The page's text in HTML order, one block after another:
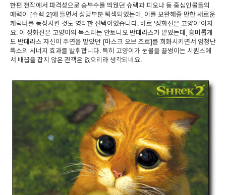
한편 전작에서 파격성으로 승부수를 띄웠던 슈렉과 피오나 등 중심인물들의
매력이 [슈렉 2]에 들면서 상당부분 퇴색되었는데, 이를 보완해줄 만한 새로운
캐릭터를 등장시킨 것도 영리한 선택이었습니다. 바로 '장화신은 고양이'이지
요. 이 장화신은 고양이의 목소리는 안토니오 반데라스가 맡았는데, 흥미롭게
도 반데라스 자신이 주연을 맡았던 [마스크 오브 조로]를 희화시키면서 엄청난
폭소의 시너지 효과를 발휘합니다. 특히 고양이가 눈물을 끌썽이는 시퀀스에
서 배꼽을 잡지 않은 관객은 없으리라 생각되네요.